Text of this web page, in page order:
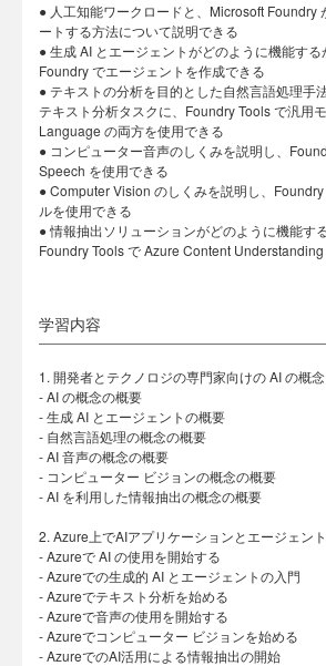
● 人工知能ワークロードと、Microsoft Foundry
ートする方法について説明できる
● 生成 AI とエージェントがどのように機能す
Foundry でエージェントを作成できる
● テキストの分析を目的とした自然言語処理手
テキスト分析タスクに、Foundry Tools で汎用
Language の両方を使用できる
● コンピューター音声のしくみを説明し、
Speech を使用できる
● Computer Vision のしくみを説明し、
ルを使用できる
● 情報抽出ソリューションがどのように機能す
Foundry Tools で Azure Content
学習内容
1. 開発者とテクノロジの専門家向けの AI の概念
- AI の概念の概要
- 生成 AI とエージェントの概要
- 自然言語処理の概念の概要
- AI 音声の概念の概要
- コンピューター ビジョンの概念の概要
- AI を利用した情報抽出の概念の概要
2. Azure上でAIアプリケーションとエージェン
- Azureで AI の使用を開始する
- Azureでの生成的 AI とエージェントの入門
- Azureでテキスト分析を始める
- Azureで音声の使用を開始する
- Azureでコンピューター ビジョンを始める
- AzureでのAI活用による情報抽出の開始